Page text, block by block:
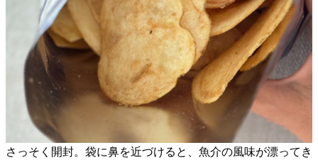
さっそく開封。袋に鼻を近づけると、魚介の風味が漂ってき